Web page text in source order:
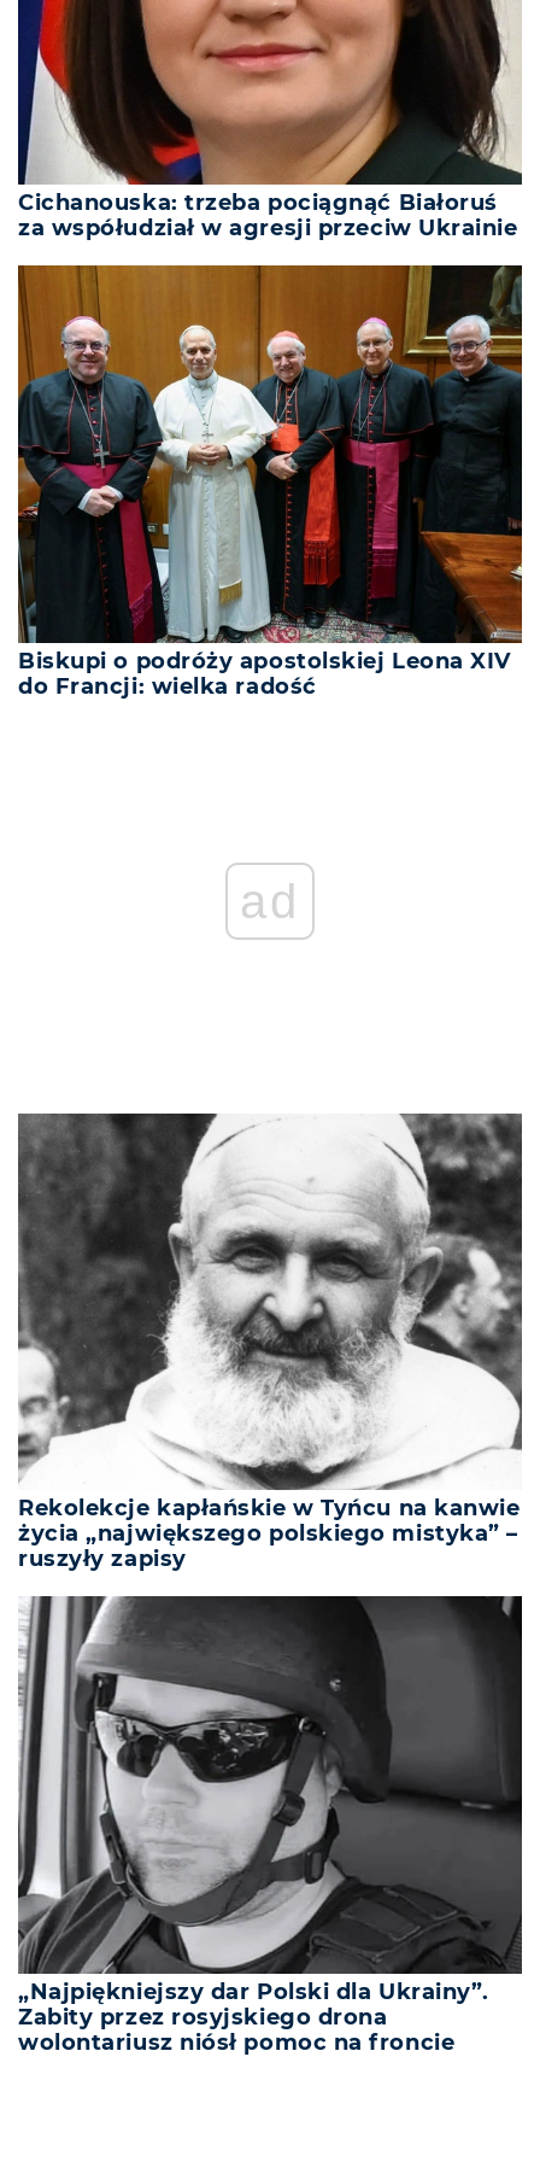
Cichanouska: trzeba pociągnąć Białoruś
za współudział w agresji przeciw Ukrainie
Biskupi o podróży apostolskiej Leona XIV
do Francji: wielka radość
ad
Rekolekcje kapłańskie w Tyńcu na kanwie
życia „największego polskiego mistyka” –
ruszyły zapisy
„Najpiękniejszy dar Polski dla Ukrainy”.
Zabity przez rosyjskiego drona
wolontariusz niósł pomoc na froncie